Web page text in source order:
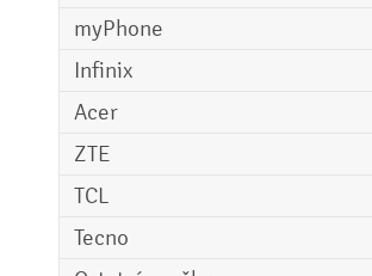
myPhone
Infinix
Acer
ZTE
TCL
Tecno